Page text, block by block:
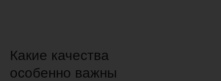
Какие качества
особенно важны